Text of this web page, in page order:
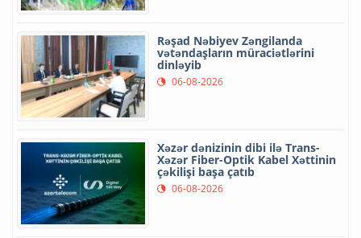
Rəşad Nəbiyev Zəngilanda
vətəndaşların müraciətlərini
dinləyib
06-08-2026
Xəzər dənizinin dibi ilə Trans-
Xəzər Fiber-Optik Kabel Xəttinin
çəkilişi başa çatıb
06-08-2026